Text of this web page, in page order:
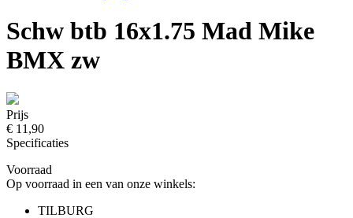
Schw btb 16x1.75 Mad Mike
BMX zw
Prijs
€ 11,90
Specificaties
Voorraad
Op voorraad in een van onze winkels:
TILBURG